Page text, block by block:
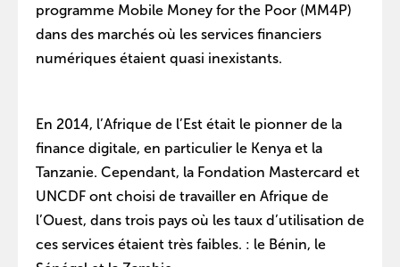
programme Mobile Money for the Poor (MM4P)
dans des marchés où les services financiers
numériques étaient quasi inexistants.
En 2014, l’Afrique de l’Est était le pionner de la
finance digitale, en particulier le Kenya et la
Tanzanie. Cependant, la Fondation Mastercard et
UNCDF ont choisi de travailler en Afrique de
l’Ouest, dans trois pays où les taux d’utilisation de
ces services étaient très faibles. : le Bénin, le